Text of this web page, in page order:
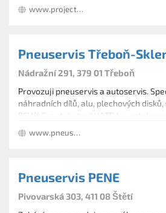
Prodej autokosmetiky a provozních
www.project-autoaku.cz
Pneuservis Třeboň-
Nádražní 291, 379 01 Třeboň
Provozuji pneuservis a autoservis.
náhradních dílů, alu, plechových
PEWAG, autobaterií VATRA a
a vyvážení pneumatik, seřízení
www.pneusklenar.cz
Pneuservis PENE
Pivovarská 303, 411 08 Štětí